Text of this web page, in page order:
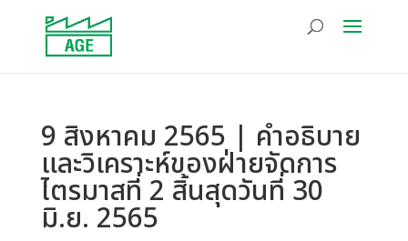
9 สิงหาคม 2565 | คำอธิบาย
และวิเคราะห์ของฝ่ายจัดการ
ไตรมาสที่ 2 สิ้นสุดวันที่ 30
มิ.ย. 2565